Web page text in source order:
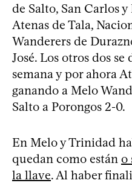
de Salto, San Carlos
Atenas de Tala,
Wanderers de
José. Los otros dos
semana y por ahora
ganando a Melo
Salto a Porongos 2-0.
En Melo y Trinidad
quedan como están o
la llave. Al haber